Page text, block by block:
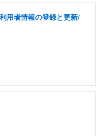
用者情報の登録と更新/